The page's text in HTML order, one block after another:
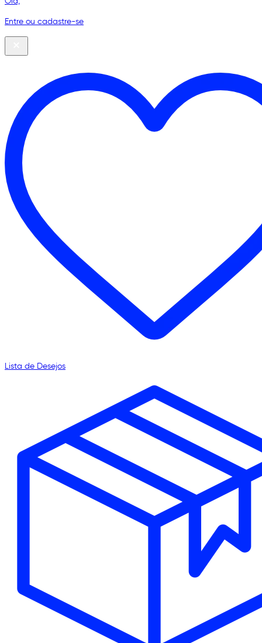
Entre ou cadastre-se
Lista de Desejos